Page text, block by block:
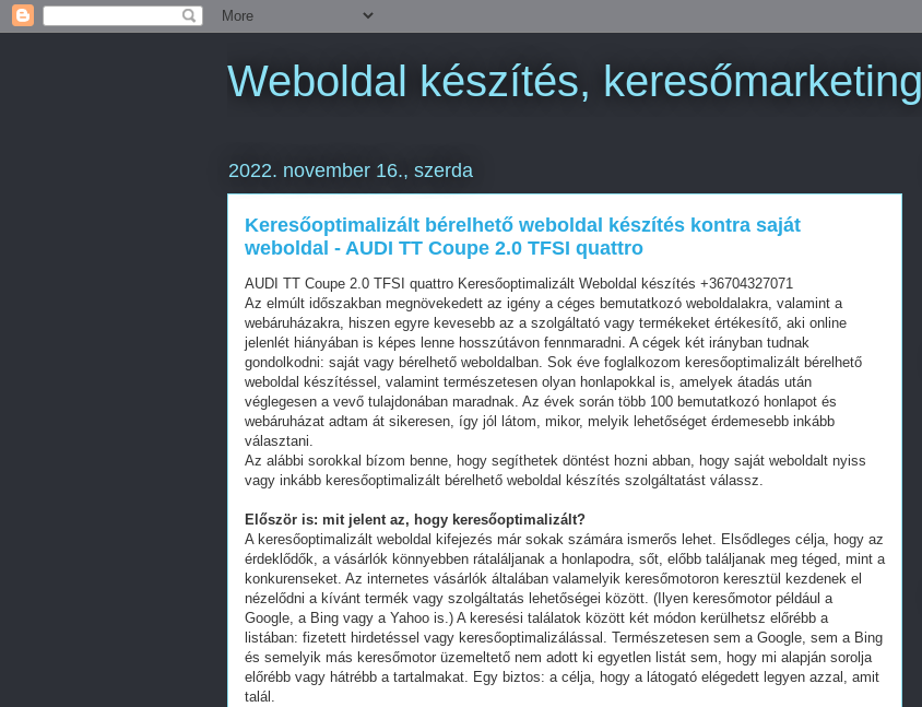
Weboldal készítés, keresőmarketing
2022. november 16., szerda
Keresőoptimalizált bérelhető weboldal készítés kontra saját
weboldal - AUDI TT Coupe 2.0 TFSI quattro
AUDI TT Coupe 2.0 TFSI quattro Keresőoptimalizált Weboldal készítés +36704327071
Az elmúlt időszakban megnövekedett az igény a céges bemutatkozó weboldalakra, valamint a
webáruházakra, hiszen egyre kevesebb az a szolgáltató vagy termékeket értékesítő, aki online
jelenlét hiányában is képes lenne hosszútávon fennmaradni. A cégek két irányban tudnak
gondolkodni: saját vagy bérelhető weboldalban. Sok éve foglalkozom keresőoptimalizált bérelhető
weboldal készítéssel, valamint természetesen olyan honlapokkal is, amelyek átadás után
véglegesen a vevő tulajdonában maradnak. Az évek során több 100 bemutatkozó honlapot és
webáruházat adtam át sikeresen, így jól látom, mikor, melyik lehetőséget érdemesebb inkább
választani.
Az alábbi sorokkal bízom benne, hogy segíthetek döntést hozni abban, hogy saját weboldalt nyiss
vagy inkább keresőoptimalizált bérelhető weboldal készítés szolgáltatást válassz.
Először is: mit jelent az, hogy keresőoptimalizált?
A keresőoptimalizált weboldal kifejezés már sokak számára ismerős lehet. Elsődleges célja, hogy az
érdeklődők, a vásárlók könnyebben rátaláljanak a honlapodra, sőt, előbb találjanak meg téged, mint a
konkurenseket. Az internetes vásárlók általában valamelyik keresőmotoron keresztül kezdenek el
nézelődni a kívánt termék vagy szolgáltatás lehetőségei között. (Ilyen keresőmotor például a
Google, a Bing vagy a Yahoo is.) A keresési találatok között két módon kerülhetsz előrébb a
listában: fizetett hirdetéssel vagy keresőoptimalizálással. Természetesen sem a Google, sem a Bing
és semelyik más keresőmotor üzemeltető nem adott ki egyetlen listát sem, hogy mi alapján sorolja
előrébb vagy hátrébb a tartalmakat. Egy biztos: a célja, hogy a látogató elégedett legyen azzal, amit
talál.